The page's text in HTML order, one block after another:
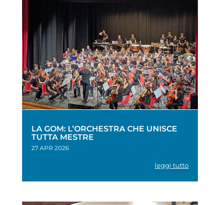
LA GOM: L’ORCHESTRA CHE UNISCE
TUTTA MESTRE
27 APR 2026
leggi tutto